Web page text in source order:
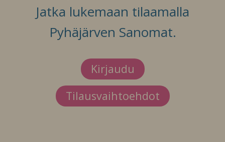
Jatka lukemaan tilaamalla
Pyhäjärven Sanomat.
Kirjaudu
Tilausvaihtoehdot